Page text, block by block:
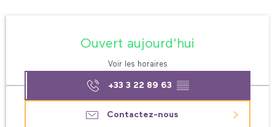
Ouvert aujourd'hui
Voir les horaires
+33 3 22 89 63 ▒▒
Contactez-nous